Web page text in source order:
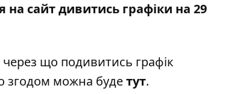
на сайт дивитись графіки на 29
що подивитись графік
згодом можна будетут.